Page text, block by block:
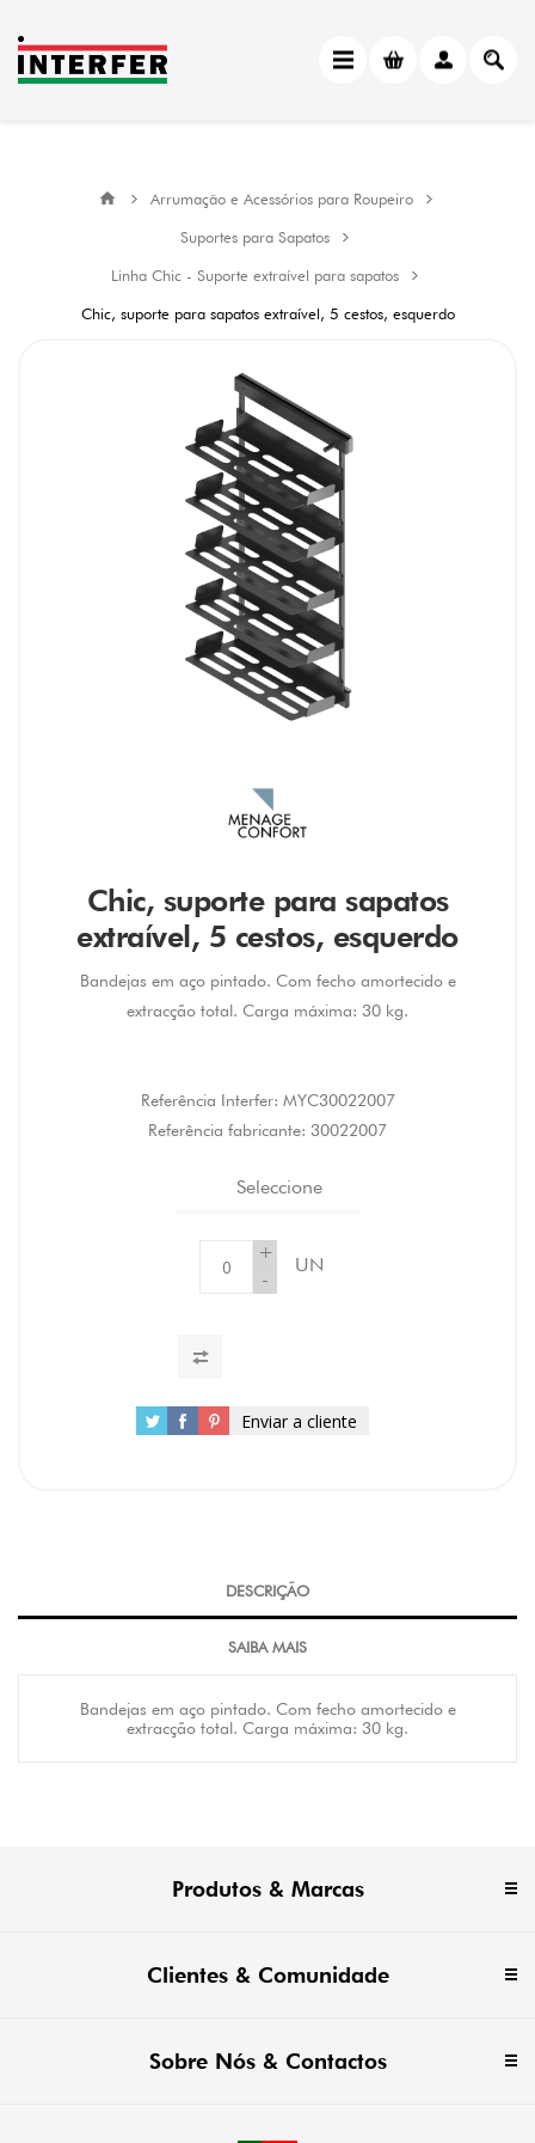
Arrumação e Acessórios para Roupeiro
Suportes para Sapatos
Linha Chic - Suporte extraível para sapatos
Chic, suporte para sapatos extraível, 5 cestos, esquerdo
Chic, suporte para sapatos
extraível, 5 cestos, esquerdo
Bandejas em aço pintado. Com fecho amortecido e
extracção total. Carga máxima: 30 kg.
Referência Interfer: MYC30022007
Referência fabricante: 30022007
Seleccione
+
-
UN
Enviar a cliente
DESCRIÇÃO
SAIBA MAIS
Bandejas em aço pintado. Com fecho amortecido e
extracção total. Carga máxima: 30 kg.
Produtos & Marcas
Clientes & Comunidade
Sobre Nós & Contactos